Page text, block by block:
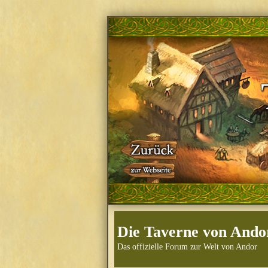
Die Taverne von
Das offizielle Forum zur Welt von Andor